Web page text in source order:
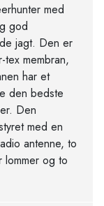
med
god
jagt. Den er
membran,
har et
den bedste
Den
med en
antenne, to
lommer og to